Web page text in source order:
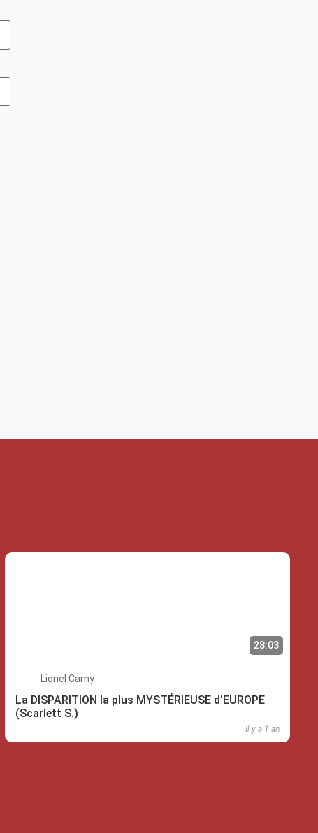
28:03
Lionel Camy
La DISPARITION la plus MYSTÉRIEUSE d’EUROPE
(Scarlett S.)
Il y a 1 an